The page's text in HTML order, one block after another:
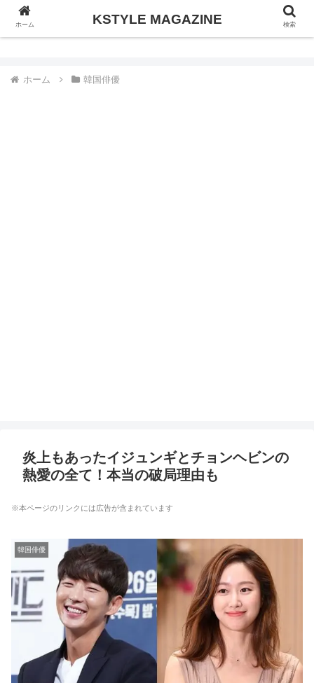
KSTYLE MAGAZINE
ホーム 韓国俳優
炎上もあったイジュンギとチョンヘビンの
熱愛の全て！本当の破局理由も
※本ページのリンクには広告が含まれています
韓国俳優
ホーム KSTYLE MAGAZINE 検索